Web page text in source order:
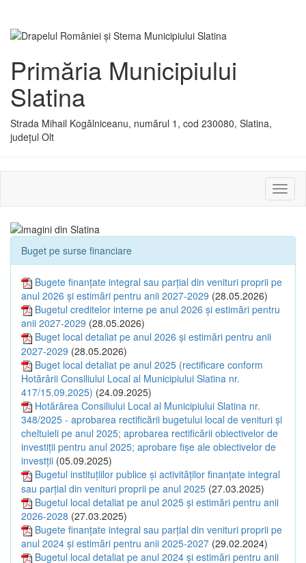
Primăria Municipiului
Slatina
Strada Mihail Kogălniceanu, numărul 1, cod 230080, Slatina,
județul Olt
sau
Buget pe surse financiare
Bugete finanțate integral sau parțial din venituri proprii pe
anul 2026 și estimări pentru anii 2027-2029 (28.05.2026)
Bugetul creditelor interne pe anul 2026 și estimări pentru
anii 2027-2029 (28.05.2026)
Buget local detaliat pe anul 2026 și estimări pentru anii
2027-2029 (28.05.2026)
Buget local detaliat pe anul 2025 (rectificare conform
Hotărârii Consiliului Local al Municipiului Slatina nr.
417/15.09.2025) (24.09.2025)
Hotărârea Consiliului Local al Municipiului Slatina nr.
348/2025 - aprobarea rectificării bugetului local de venituri și
cheltuieli pe anul 2025; aprobarea rectificării obiectivelor de
investiții pentru anul 2025; aprobare fișe ale obiectivelor de
investții (05.09.2025)
Bugetul instituțiilor publice și activităților finanțate integral
sau parțial din venituri proprii pe anul 2025 (27.03.2025)
Bugetul local detaliat pe anul 2025 și estimări pentru anii
2026-2028 (27.03.2025)
Bugete finanțate integral sau parțial din venituri proprii pe
anul 2024 și estimări pentru anii 2025-2027 (29.02.2024)
Bugetul local detaliat pe anul 2024 și estimări pentru anii